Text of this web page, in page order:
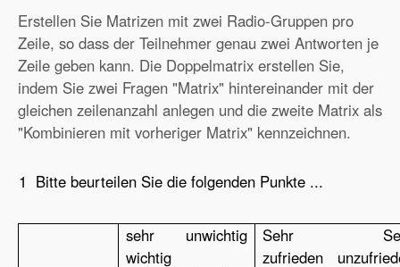
Erstellen Sie Matrizen mit zwei Radio-Gruppen pro
Zeile, so dass der Teilnehmer genau zwei Antworten je
Zeile geben kann. Die Doppelmatrix erstellen Sie,
indem Sie zwei Fragen "Matrix" hintereinander mit der
gleichen zeilenanzahl anlegen und die zweite Matrix als
"Kombinieren mit vorheriger Matrix" kennzeichnen.
1 Bitte beurteilen Sie die folgenden Punkte ...
sehr
wichtig
unwichtig
Sehr
zufrieden